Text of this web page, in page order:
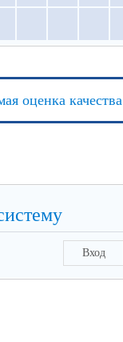
оценка качества
Вход